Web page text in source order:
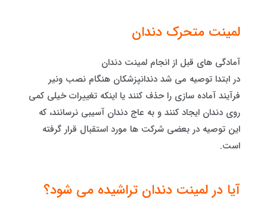
لمینت متحرک دندان
آمادگی های قبل از انجام لمینت دندان
در ابتدا توصیه می شد دندانپزشکان هنگام نصب ونیر
فرآیند آماده‌ سازی را حذف کنند یا اینکه تغییرات خیلی کمی
روی دندان ایجاد کنند و به عاج دندان آسیبی نرسانند، که
این توصیه در بعضی شرکت ها مورد استقبال قرار گرفته‌
است.
آیا در لمینت دندان تراشیده می شود؟